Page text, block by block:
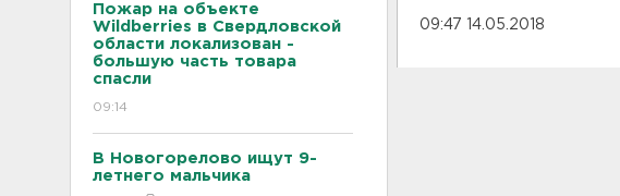
Пожар на объекте
Wildberries в Свердловской
области локализован -
большую часть товара
спасли
09:14
В Новогорелово ищут 9-
летнего мальчика
09:47 14.05.2018